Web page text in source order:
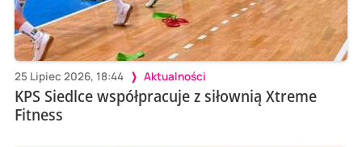
25 Lipiec 2026, 18:44 Aktualności
KPS Siedlce współpracuje z siłownią Xtreme
Fitness